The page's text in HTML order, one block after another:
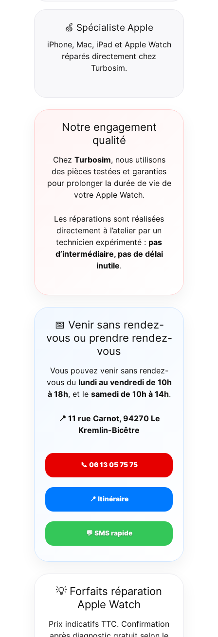
🍏 Spécialiste Apple
iPhone, Mac, iPad et Apple Watch
réparés directement chez
Turbosim.
Notre engagement
qualité
Chez Turbosim, nous utilisons
des pièces testées et garanties
pour prolonger la durée de vie de
votre Apple Watch.
Les réparations sont réalisées
directement à l’atelier par un
technicien expérimenté : pas
d’intermédiaire, pas de délai
inutile.
📅 Venir sans rendez-
vous ou prendre rendez-
vous
Vous pouvez venir sans rendez-
vous du lundi au vendredi de 10h
à 18h, et le samedi de 10h à 14h.
📍 11 rue Carnot, 94270 Le
Kremlin-Bicêtre
📞 06 13 05 75 75
📍 Itinéraire
💬 SMS rapide
💡 Forfaits réparation
Apple Watch
Prix indicatifs TTC. Confirmation